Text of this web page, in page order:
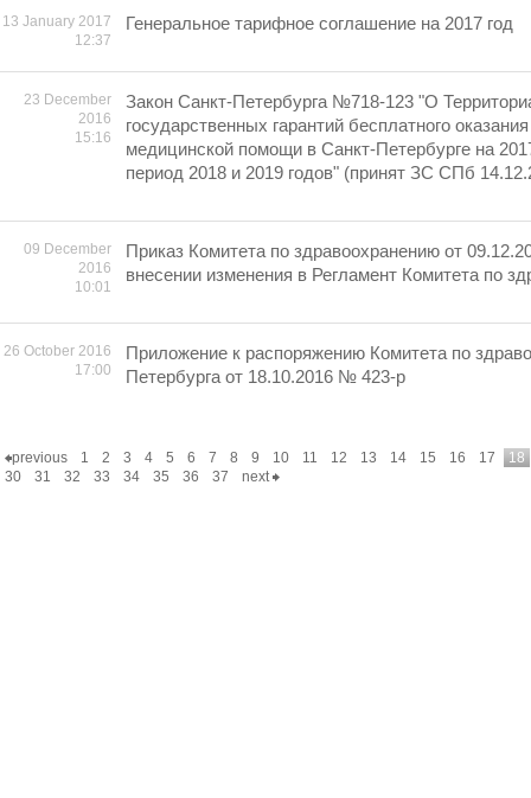
13 January 2017
12:37
Генеральное тарифное соглашение на 2017 год
23 December
2016
15:16
Закон Санкт-Петербурга №718-123 "О
государственных гарантий бесплатного
медицинской помощи в Санкт-Петербурге на
период 2018 и 2019 годов" (принят ЗС СПб
09 December
2016
10:01
Приказ Комитета по здравоохранению от
внесении изменения в Регламент Комитета по
26 October 2016
17:00
Приложение к распоряжению Комитета по
Петербурга от 18.10.2016 № 423-р
previous 1 2 3 4 5 6 7 8 9 10 11 12 13 14 15 16 17
18
30
31 32 33 34 35 36 37 next